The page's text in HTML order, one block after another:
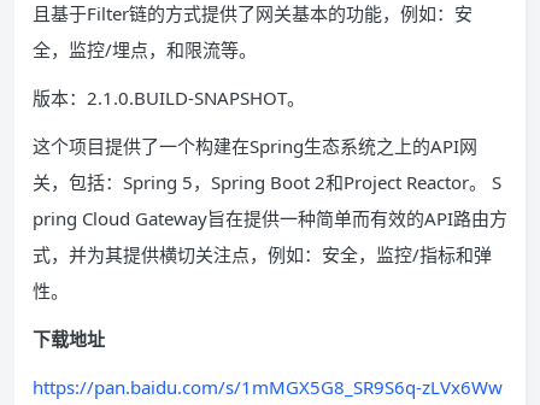
且基于Filter链的方式提供了网关基本的功能，例如：安
全，监控/埋点，和限流等。
版本：2.1.0.BUILD-SNAPSHOT。
这个项目提供了一个构建在Spring生态系统之上的API网
关，包括：Spring 5，Spring Boot 2和Project Reactor。 S
pring Cloud Gateway旨在提供一种简单而有效的API路由方
式，并为其提供横切关注点，例如：安全，监控/指标和弹
性。
下载地址
https://pan.baidu.com/s/1mMGX5G8_SR9S6q-zLVx6Ww